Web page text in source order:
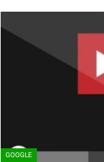
GOOGLE